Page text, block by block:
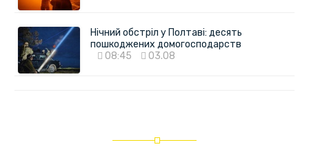
Нічний обстріл у Полтаві: десять
пошкоджених домогосподарств
08:45
03.08